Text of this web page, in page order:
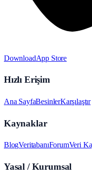
DownloadApp Store
Hızlı Erişim
Ana SayfaBesinlerKarşılaştır
Kaynaklar
BlogVeritabanıForumVeri
Yasal / Kurumsal